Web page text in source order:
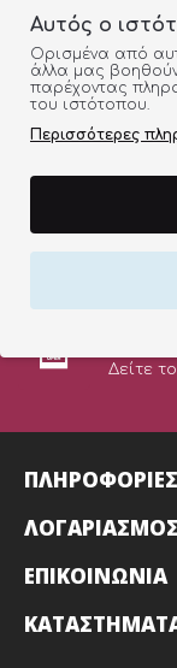
ΕΝΤΟΣ
ΣΤΙΣ
Δείτε
ΠΛΗΡΟΦΟΡΙΕΣ
ΛΟΓΑΡΙΑΣΜΟΣ
ΕΠΙΚΟΙΝΩΝΙΑ
Αυτός ο
Ορισμένα από
άλλα μας
παρέχοντας
του ιστότοπου.
Περισσότερες